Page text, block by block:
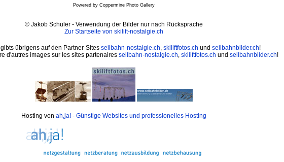
Powered by Coppermine Photo Gallery
© Jakob Schuler - Verwendung der Bilder nur nach Rücksprache
Zur Startseite von skilift-nostalgie.ch
übrigens auf den Partner-Sites seilbahn-nostalgie.ch, skiliftfotos.ch und seilbahnbilder.ch!
d'autres images sur les sites partenaires seilbahn-nostalgie.ch, skiliftfotos.ch und seilbahnbilder.ch!
Hosting von ah,ja! - Günstige Websites und professionelles Hosting